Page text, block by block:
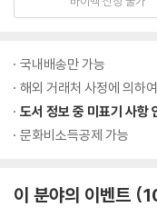
국내배송만 가능
해외 거래처 사정에 의하
도서 정보 중 미표기 사항
문화비소득공제 가능
이 분야의 이벤트